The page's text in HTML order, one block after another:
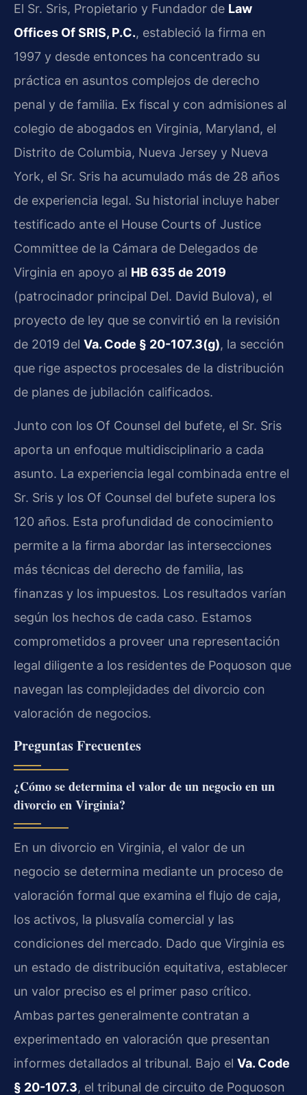
El Sr. Sris, Propietario y Fundador de Law
Offices Of SRIS, P.C., estableció la firma en
1997 y desde entonces ha concentrado su
práctica en asuntos complejos de derecho
penal y de familia. Ex fiscal y con admisiones al
colegio de abogados en Virginia, Maryland, el
Distrito de Columbia, Nueva Jersey y Nueva
York, el Sr. Sris ha acumulado más de 28 años
de experiencia legal. Su historial incluye haber
testificado ante el House Courts of Justice
Committee de la Cámara de Delegados de
Virginia en apoyo al HB 635 de 2019
(patrocinador principal Del. David Bulova), el
proyecto de ley que se convirtió en la revisión
de 2019 del Va. Code § 20-107.3(g), la sección
que rige aspectos procesales de la distribución
de planes de jubilación calificados.
Junto con los Of Counsel del bufete, el Sr. Sris
aporta un enfoque multidisciplinario a cada
asunto. La experiencia legal combinada entre el
Sr. Sris y los Of Counsel del bufete supera los
120 años. Esta profundidad de conocimiento
permite a la firma abordar las intersecciones
más técnicas del derecho de familia, las
finanzas y los impuestos. Los resultados varían
según los hechos de cada caso. Estamos
comprometidos a proveer una representación
legal diligente a los residentes de Poquoson que
navegan las complejidades del divorcio con
valoración de negocios.
Preguntas Frecuentes
¿Cómo se determina el valor de un negocio en un
divorcio en Virginia?
En un divorcio en Virginia, el valor de un
negocio se determina mediante un proceso de
valoración formal que examina el flujo de caja,
los activos, la plusvalía comercial y las
condiciones del mercado. Dado que Virginia es
un estado de distribución equitativa, establecer
un valor preciso es el primer paso crítico.
Ambas partes generalmente contratan a
experimentado en valoración que presentan
informes detallados al tribunal. Bajo el Va. Code
§ 20-107.3, el tribunal de circuito de Poquoson